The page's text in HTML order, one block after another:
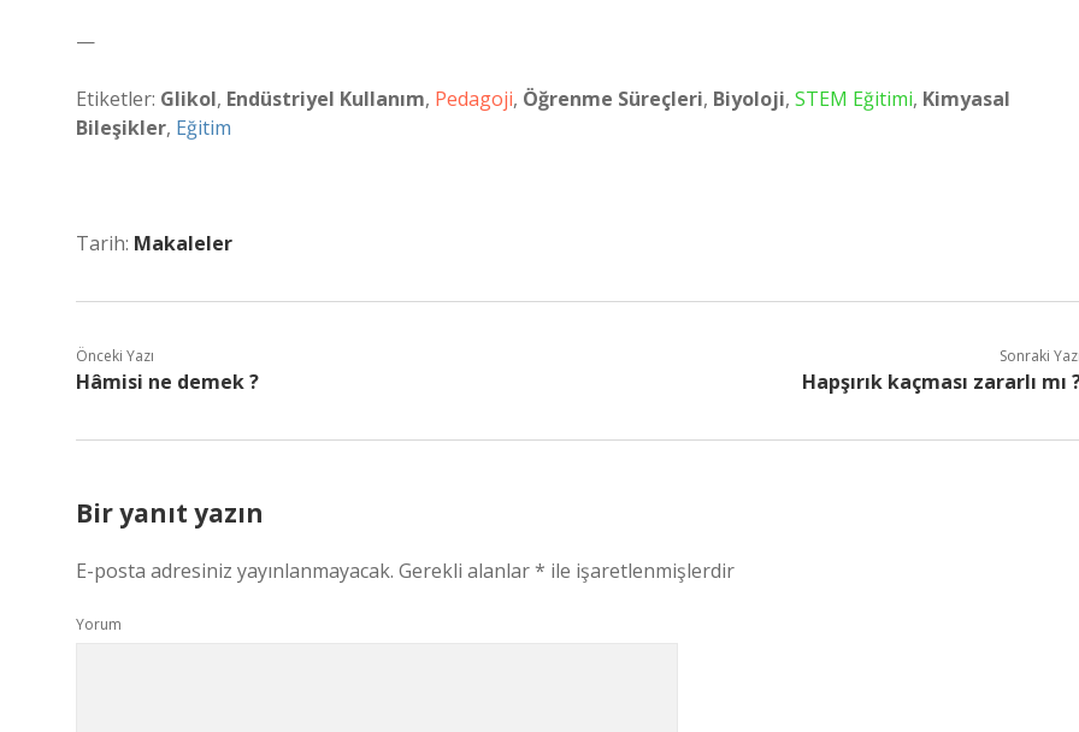
—
Etiketler: Glikol, Endüstriyel Kullanım, Pedagoji, Öğrenme Süreçleri, Biyoloji, STEM Eğitimi, Kimyasal
Bileşikler, Eğitim
Tarih: Makaleler
Önceki Yazı
Hâmisi ne demek ?
Sonraki
Hapşırık kaçması zararlı mı
Bir yanıt yazın
E-posta adresiniz yayınlanmayacak. Gerekli alanlar* ile işaretlenmişlerdir
Yorum